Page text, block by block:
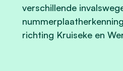
verschillende
richting Kruiseke en